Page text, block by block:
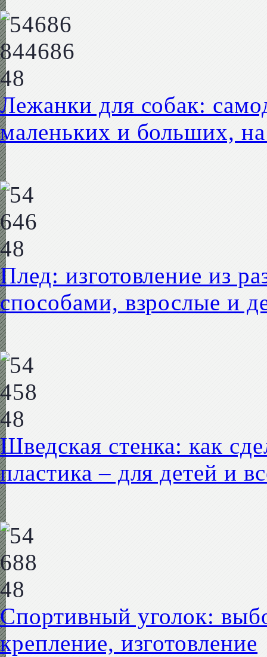
Лежанки для собак:
маленьких и больших,
Плед: изготовление из
способами, взрослые и
Шведская стенка: как
пластика – для детей и
Спортивный уголок:
крепление, изготовление